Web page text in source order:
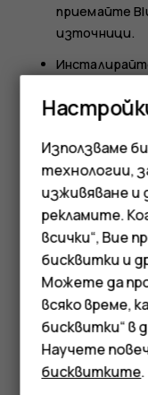
приемайте
източници.
Ако
отметки и
трети
мерки. HMD
такива
Полезен ли
Да Не
Използваме
технологии,
изживяване и
рекламите.
всички“, Вие
бисквитки и
Можете да
всяко време,
бисквитки“ в
Научете
бисквитките.